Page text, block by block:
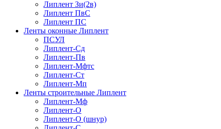
Липлент Зи(2в)
Липлент ПвC
Липлент ПС
Ленты оконные Липлент
ПСУЛ
Липлент-Сд
Липлент-Пв
Липлент-Мфтс
Липлент-Ст
Липлент-Мп
Ленты строительные Липлент
Липлент-Мф
Липлент-О
Липлент-О (шнур)